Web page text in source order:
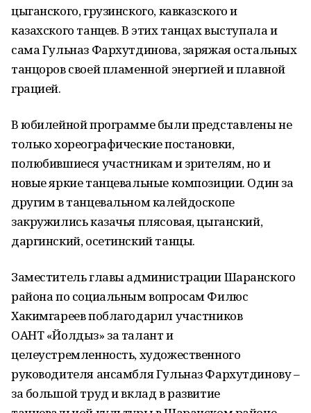
цыганского, грузинского, кавказского и
казахского танцев. В этих танцах выступала и
сама Гульназ Фархутдинова, заряжая остальных
танцоров своей пламенной энергией и плавной
грацией.
В юбилейной программе были представлены не
только хореографические постановки,
полюбившиеся участникам и зрителям, но и
новые яркие танцевальные композиции. Один за
другим в танцевальном калейдоскопе
закружились казачья плясовая, цыганский,
даргинский, осетинский танцы.
Заместитель главы администрации Шаранского
района по социальным вопросам Филюс
Хакимгареев поблагодарил участников
ОАНТ «Йолдыз» за талант и
целеустремленность, художественного
руководителя ансамбля Гульназ Фархутдинову –
за большой труд и вклад в развитие